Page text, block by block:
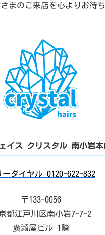
まのご来店を心よりお待
イス クリスタル 南小岩本
ーダイヤル 0120-622-832
〒133-0056
都江戸川区南小岩7-7-2
廣瀬屋ビル 1階